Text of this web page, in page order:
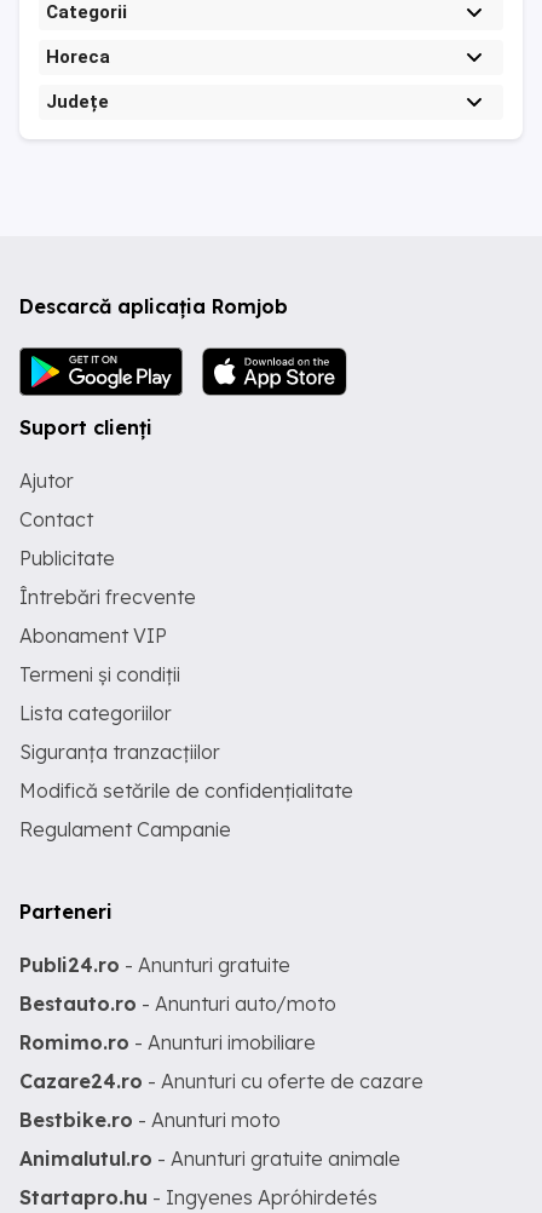
Categorii
Horeca
Județe
Descarcă aplicația Romjob
Suport clienți
Ajutor
Contact
Publicitate
Întrebări frecvente
Abonament VIP
Termeni și condiții
Lista categoriilor
Siguranța tranzacțiilor
Modifică setările de confidențialitate
Regulament Campanie
Parteneri
Publi24.ro - Anunturi gratuite
Bestauto.ro - Anunturi auto/moto
Romimo.ro - Anunturi imobiliare
Cazare24.ro - Anunturi cu oferte de cazare
Bestbike.ro - Anunturi moto
Animalutul.ro - Anunturi gratuite animale
Startapro.hu - Ingyenes Apróhirdetés